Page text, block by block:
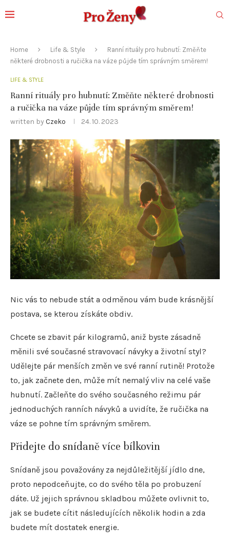
Home Life & Style
Ranní rituály pro hubnutí: Změňte
některé drobnosti a ručička na váze půjde tím správným směrem!
LIFE & STYLE
Ranní rituály pro hubnutí: Změňte některé drobnosti
a ručička na váze půjde tím správným směrem!
written by Czeko 24. 10. 2023
Nic vás to nebude stát a odměnou vám bude krásnější
postava, se kterou získáte obdiv.
Chcete se zbavit pár kilogramů, aniž byste zásadně
měnili své současné stravovací návyky a životní styl?
Udělejte pár menších změn ve své ranní rutině! Protože
to, jak začnete den, může mít nemalý vliv na celé vaše
hubnutí. Začleňte do svého současného režimu pár
jednoduchých ranních návyků a uvidíte, že ručička na
váze se pohne tím správným směrem.
Přidejte do snídaně více bílkovin
Snídaně jsou považovány za nejdůležitější jídlo dne,
proto nepodceňujte, co do svého těla po probuzení
dáte. Už jejich správnou skladbou můžete ovlivnit to,
jak se budete cítit následujících několik hodin a zda
budete mít dostatek energie.